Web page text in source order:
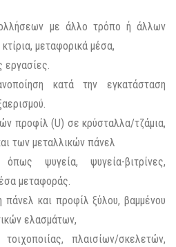
με άλλο τρόπο ή άλλων
μεταφορικά μέσα,
εργασίες.
κατά την εγκατάσταση
προφίλ (U) σε κρύσταλλα/τζάμια,
των μεταλλικών πάνελ
ψυγεία, ψυγεία-βιτρίνες,
μεταφοράς.
πάνελ και προφίλ ξύλου, βαμμένου
ελασμάτων,
πλαισίων/σκελετών,